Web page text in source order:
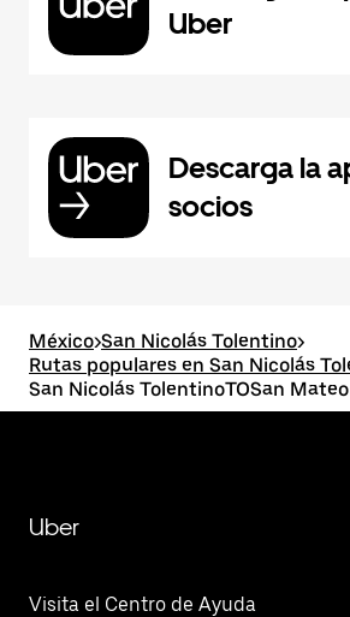
Uber
Descarga la
socios
México>San Nicolás Tolentino>
Rutas populares en San Nicolás
San Nicolás TolentinoTOSan
Uber
Visita el Centro de Ayuda